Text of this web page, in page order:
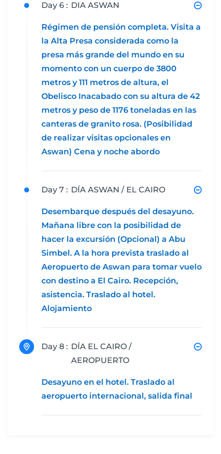
Day 6 : DIA ASWAN
Régimen de pensión completa. Visita a
la Alta Presa considerada como la
presa más grande del mundo en su
momento con un cuerpo de 3800
metros y 111 metros de altura, el
Obelisco Inacabado con su altura de 42
metros y peso de 1176 toneladas en las
canteras de granito rosa. (Posibilidad
de realizar visitas opcionales en
Aswan) Cena y noche abordo
Day 7 : DÍA ASWAN / EL CAIRO
Desembarque después del desayuno.
Mañana libre con la posibilidad de
hacer la excursión (Opcional) a Abu
Simbel. A la hora prevista traslado al
Aeropuerto de Aswan para tomar vuelo
con destino a El Cairo. Recepción,
asistencia. Traslado al hotel.
Alojamiento
Day 8 : DÍA EL CAIRO /
AEROPUERTO
Desayuno en el hotel. Traslado al
aeropuerto internacional, salida final